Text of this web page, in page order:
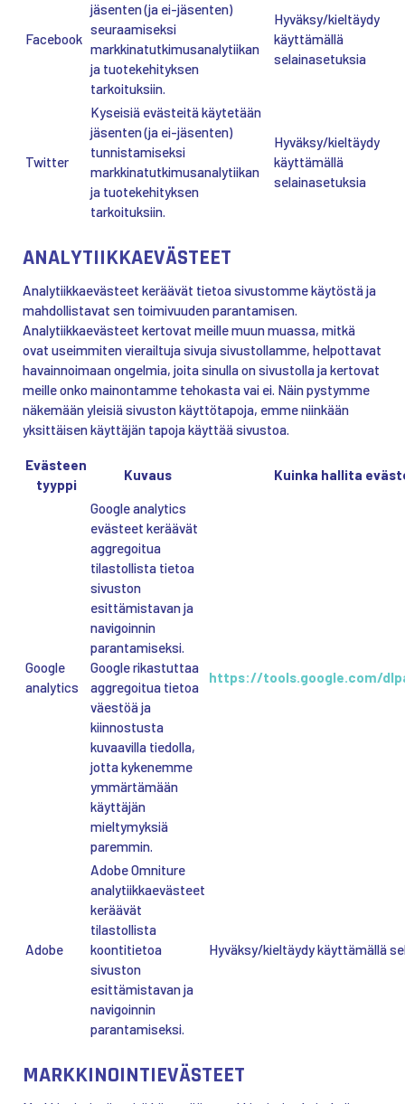
Facebook
jäsenten (ja ei-jäsenten)
seuraamiseksi
markkinatutkimusanalytiikan
ja tuotekehityksen
tarkoituksiin.
Hyväksy/kieltäydy
käyttämällä
selainasetuksia
Twitter
Kyseisiä evästeitä käytetään
jäsenten (ja ei-jäsenten)
tunnistamiseksi
markkinatutkimusanalytiikan
ja tuotekehityksen
tarkoituksiin.
Hyväksy/kieltäydy
käyttämällä
selainasetuksia
ANALYTIIKKAEVÄSTEET
Analytiikkaevästeet keräävät tietoa sivustomme käytöstä ja
mahdollistavat sen toimivuuden parantamisen.
Analytiikkaevästeet kertovat meille muun muassa, mitkä
ovat useimmiten vierailtuja sivuja sivustollamme, helpottavat
havainnoimaan ongelmia, joita sinulla on sivustolla ja kertovat
meille onko mainontamme tehokasta vai ei. Näin pystymme
näkemään yleisiä sivuston käyttötapoja, emme niinkään
yksittäisen käyttäjän tapoja käyttää sivustoa.
Evästeen
tyyppi
Kuvaus Kuinka hallita
Google
analytics
Google analytics
evästeet keräävät
aggregoitua
tilastollista tietoa
sivuston
esittämistavan ja
navigoinnin
parantamiseksi.
Google rikastuttaa
aggregoitua tietoa
väestöä ja
kiinnostusta
kuvaavilla tiedolla,
jotta kykenemme
ymmärtämään
käyttäjän
mieltymyksiä
paremmin.
https://tools.google.com/
Adobe
Adobe Omniture
analytiikkaevästeet
keräävät
tilastollista
koontitietoa
sivuston
esittämistavan ja
navigoinnin
parantamiseksi.
Hyväksy/kieltäydy käyttämällä
MARKKINOINTIEVÄSTEET